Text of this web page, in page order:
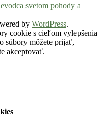
svetom pohody a
by WordPress.
cookie s cieľom vylepšenia
súbory môžete prijať,
akceptovať.